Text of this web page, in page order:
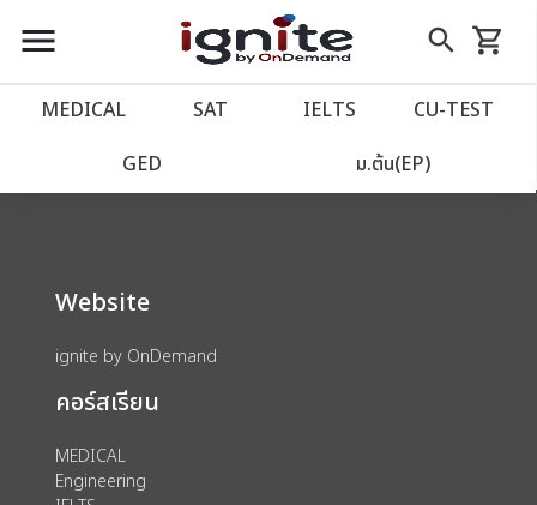
close
account_balance หน้าแรก
เว็บไซต์อิกไนท์
import_contacts วางแผนการเรียน
account_circle เข้าสู่ระบบ
assignment ลงทะเบียน
menu search
Skip
to
shopping_cart
รถเข็น
MEDICAL SAT IELTS CU‑TEST
GED ม.ต้น(EP)
We could not find anything for 80000177
Website
ignite by OnDemand
คอร์สเรียน
MEDICAL
Engineering